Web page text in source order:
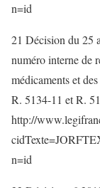
n=id
21 Décision du 25
numéro interne de
médicaments et
R. 5134-11 et R.
http://
n=id